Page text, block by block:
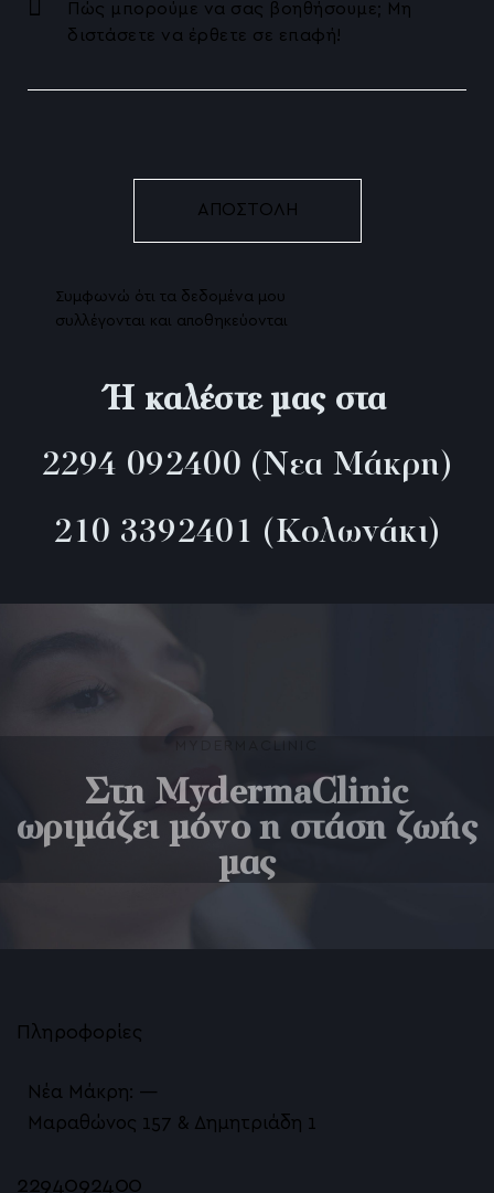
Συμφωνώ ότι τα δεδομένα μου
συλλέγονται και αποθηκεύονται
Ή καλέστε μας στα
2294 092400 (Νεα Μάκρη)
210 3392401 (Κολωνάκι)
Στη MydermaClinic
ωριμάζει μόνο η στάση ζωής
μας
Πληροφορίες
Νέα Μάκρη: —
Μαραθώνος 157 & Δημητριάδη 1
2294092400